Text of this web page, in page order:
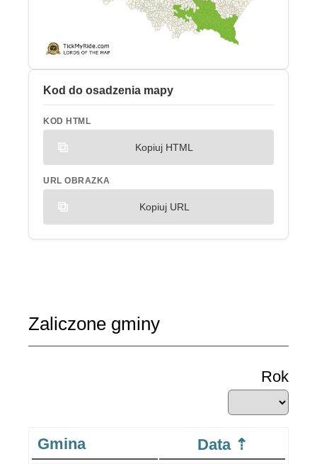
Kod do osadzenia mapy
KOD HTML
Kopiuj HTML
URL OBRAZKA
Kopiuj URL
Zaliczone gminy
Rok
Gmina Data